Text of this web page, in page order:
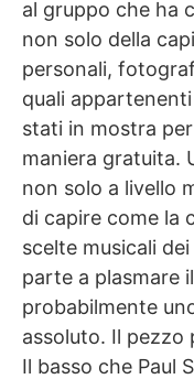
al gruppo che ha
non solo della
personali,
quali
stati in mostra
maniera gratuita.
non solo a livello
di capire come la
scelte musicali
parte a plasmare
probabilmente
assoluto. Il
Il basso che Paul